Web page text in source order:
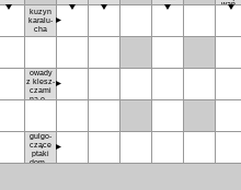
wań u
ku­zyn
ka­ra­lu­
cha
owa­dy
z klesz­
cza­mi
na od­
gul­go­
czą­ce
pta­ki
do­mo­